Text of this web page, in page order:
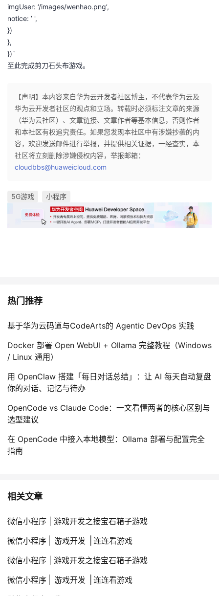
imgUser: ‘/images/wenhao.png’,
notice: ’ ',
})
},
})`
至此完成剪刀石头布游戏。
【声明】本内容来自华为云开发者社区博主，不代表华为云及
华为云开发者社区的观点和立场。转载时必须标注文章的来源
（华为云社区）、文章链接、文章作者等基本信息，否则作者
和本社区有权追究责任。如果您发现本社区中有涉嫌抄袭的内
容，欢迎发送邮件进行举报，并提供相关证据，一经查实，本
社区将立刻删除涉嫌侵权内容，举报邮箱：
cloudbbs@huaweicloud.com
5G游戏 小程序
热门推荐
基于华为云码道与CodeArts的 Agentic DevOps 实践
Docker 部署 Open WebUI + Ollama 完整教程（Windows
/ Linux 通用）
用 OpenClaw 搭建「每日对话总结」：让 AI 每天自动复盘
你的对话、记忆与待办
OpenCode vs Claude Code：一文看懂两者的核心区别与
选型建议
在 OpenCode 中接入本地模型：Ollama 部署与配置完全
指南
相关文章
微信小程序 | 游戏开发之接宝石箱子游戏
微信小程序│ 游戏开发 │连连看游戏
微信小程序 | 游戏开发之接宝石箱子游戏
微信小程序│ 游戏开发 │连连看游戏